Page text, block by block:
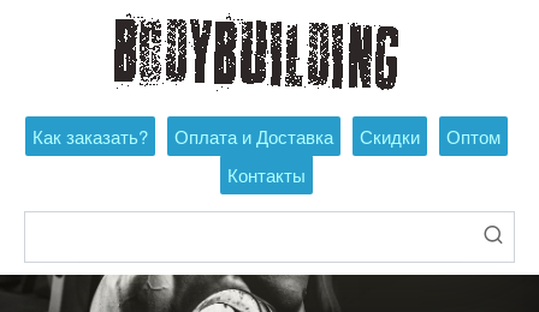
Как заказать? Оплата и Доставка Скидки
Оптом
Контакты